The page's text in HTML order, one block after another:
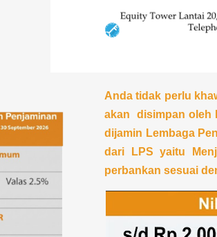
Anda tidak perlu
akan disimpan oleh
dijamin Lembaga
dari LPS yaitu
perbankan sesuai